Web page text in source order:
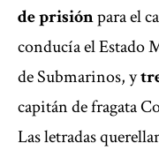
de prisiónpara el
conducía el Estado
de Submarinos, y
capitán de fragata
Las letradas